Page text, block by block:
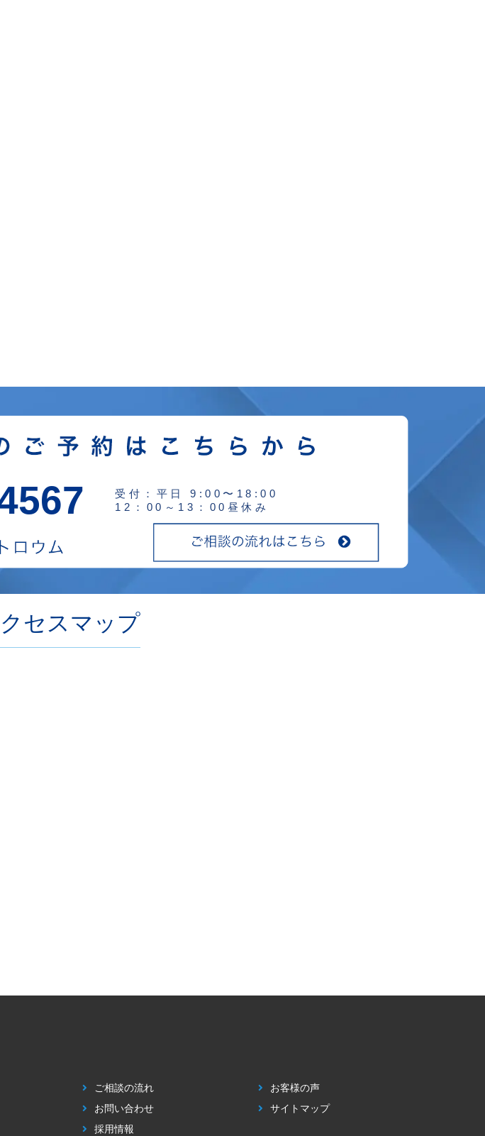
受付：平日 9:00〜18:00
12：00～13：00昼休み
セスマップ
お客様の声
サイトマップ
ご相談の流れ
お問い合わせ
採用情報